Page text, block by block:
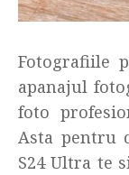
Fotografiile
apanajul
foto
Asta pentru
S24 Ultra te